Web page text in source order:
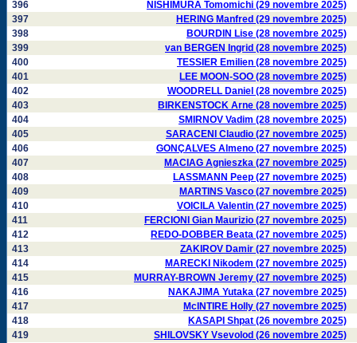
396
NISHIMURA Tomomichi (29 novembre 2025)
397
HERING Manfred (29 novembre 2025)
398
BOURDIN Lise (28 novembre 2025)
399
van BERGEN Ingrid (28 novembre 2025)
400
TESSIER Emilien (28 novembre 2025)
401
LEE MOON-SOO (28 novembre 2025)
402
WOODRELL Daniel (28 novembre 2025)
403
BIRKENSTOCK Arne (28 novembre 2025)
404
SMIRNOV Vadim (28 novembre 2025)
405
SARACENI Claudio (27 novembre 2025)
406
GONÇALVES Almeno (27 novembre 2025)
407
MACIAG Agnieszka (27 novembre 2025)
408
LASSMANN Peep (27 novembre 2025)
409
MARTINS Vasco (27 novembre 2025)
410
VOICILA Valentin (27 novembre 2025)
411
FERCIONI Gian Maurizio (27 novembre 2025)
412
REDO-DOBBER Beata (27 novembre 2025)
413
ZAKIROV Damir (27 novembre 2025)
414
MARECKI Nikodem (27 novembre 2025)
415
MURRAY-BROWN Jeremy (27 novembre 2025)
416
NAKAJIMA Yutaka (27 novembre 2025)
417
McINTIRE Holly (27 novembre 2025)
418
KASAPI Shpat (26 novembre 2025)
419
SHILOVSKY Vsevolod (26 novembre 2025)